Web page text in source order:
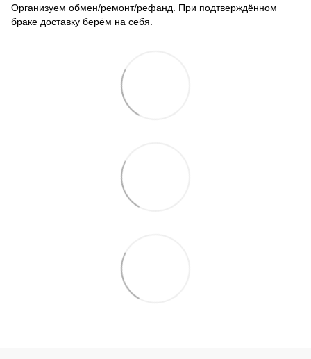
Организуем обмен/ремонт/рефанд. При подтверждённом
браке доставку берём на себя.